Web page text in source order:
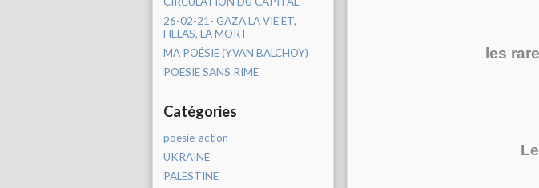
26-02-21- GAZA LA VIE ET,
HELAS, LA MORT
MA POÉSIE (YVAN BALCHOY)
POESIE SANS RIME
Catégories
poesie-action
UKRAINE
PALESTINE
les